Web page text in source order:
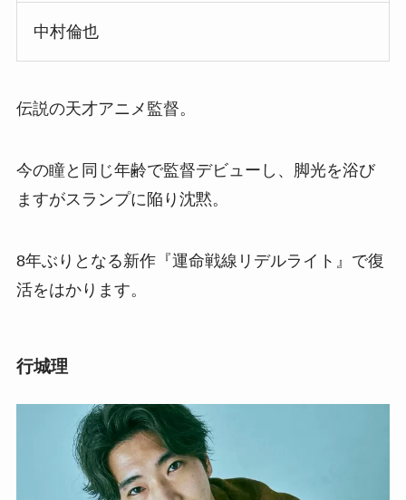
中村倫也
伝説の天才アニメ監督。
今の瞳と同じ年齢で監督デビューし、脚光を浴び
ますがスランプに陥り沈黙。
8年ぶりとなる新作『運命戦線リデルライト』で復
活をはかります。
行城理